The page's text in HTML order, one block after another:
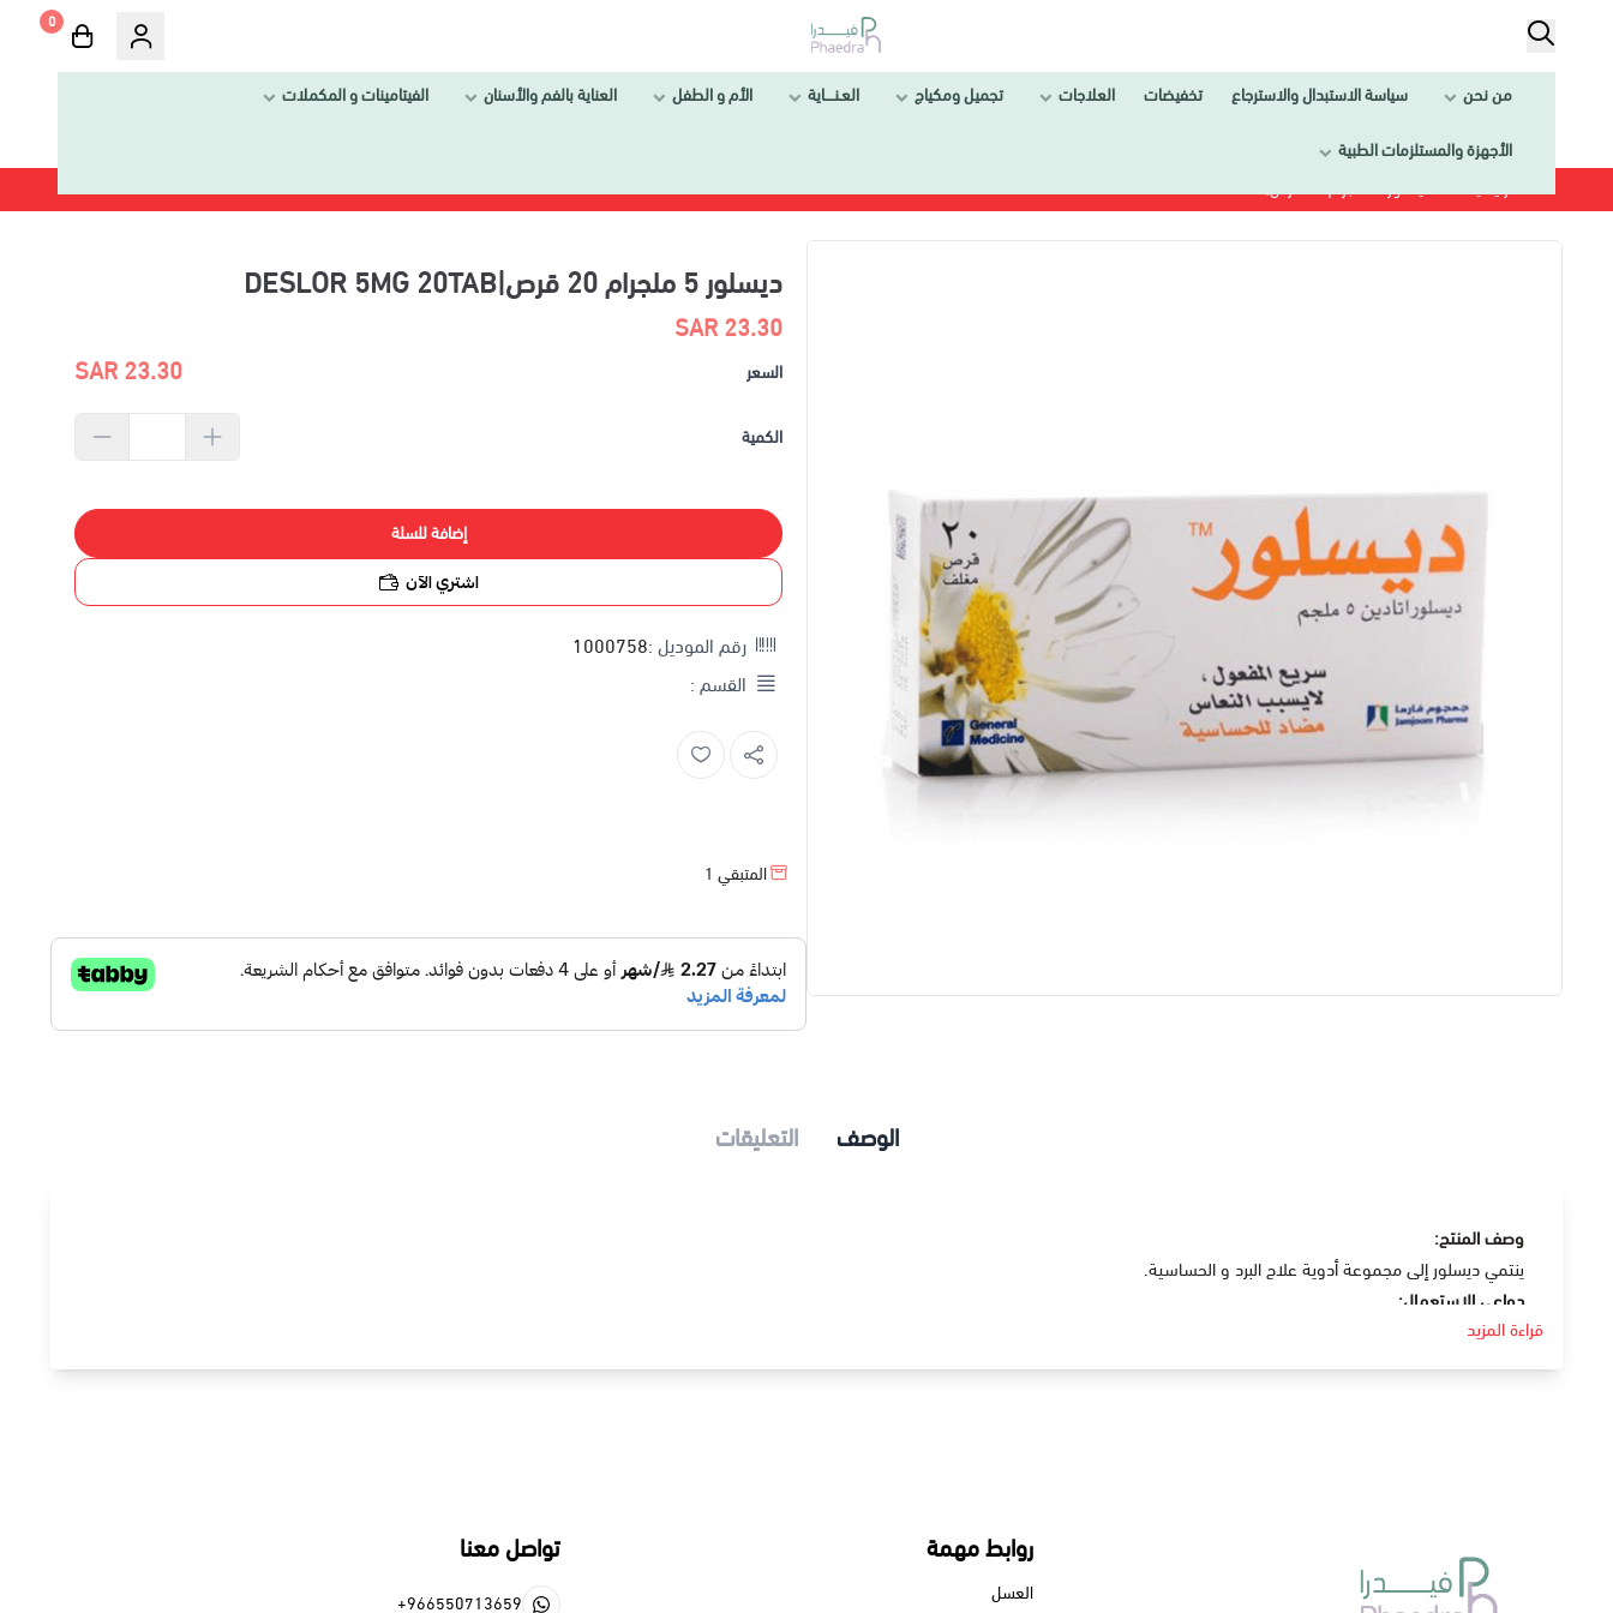
0
من نحن سياسة الاستبدال والاسترجاع تخفيضات العلاجات تجميل ومكياج العـنــــاية الأم و الطفل العناية بالفم والأسنان الفيتامينات و المكملات
الأجهزة والمستلزمات الطبية
الرئيسية
ديسلور 5 ملجرام 20 قرص|DESLOR 5MG 20TAB
ديسلور 5 ملجرام 20 قرص|DESLOR 5MG 20TAB
23.30 SAR
السعر 23.30 SAR
الكمية
إضافة للسلة
اشتري الآن
رقم الموديل :1000758
القسم :
المتبقي 1
الوصف التعليقات
وصف المنتج:
ينتمي ديسلور إلى مجموعة أدوية علاج البرد و الحساسية.
دواعي الإستعمال:
يحتوي على مادة الديسلوراتيدين و تستخدم في
علاج أعراض الأنف التحسسي مثل الرشح و العطس و سيلان الأنف .
الآثار الجانبية
الدوخة .
قراءة المزيد
روابط مهمة
العسل
تواصل معنا
+966550713659